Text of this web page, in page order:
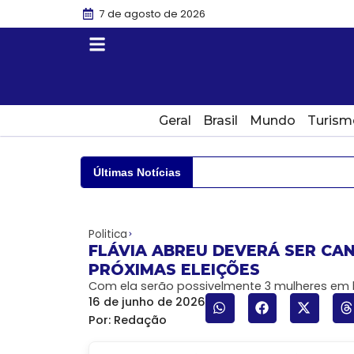
7 de agosto de 2026
Geral Brasil Mundo
Últimas Notícias
Politica
FLÁVIA ABREU DEVERÁ SER
PRÓXIMAS ELEIÇÕES
Com ela serão possivelmente 3 mulheres
16 de junho de 2026
Por: Redação